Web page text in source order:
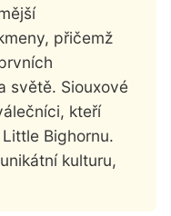
přičemž
světě. Siouxové
kteří
Bighornu.
kulturu,